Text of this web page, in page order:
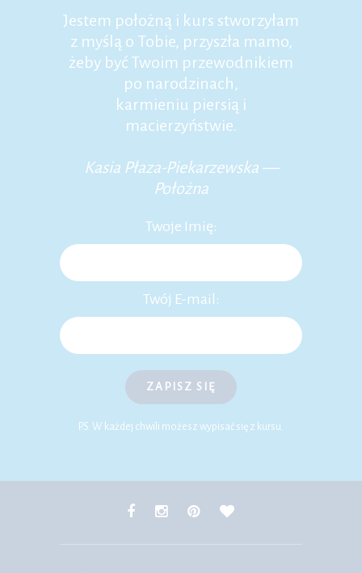
Jestem położną i kurs stworzyłam
z myślą o Tobie, przyszła mamo,
żeby być Twoim przewodnikiem
po narodzinach,
karmieniu piersią i
macierzyństwie.
Kasia Płaza-Piekarzewska —
Położna
Twoje Imię:
Twój E-mail:
ZAPISZ SIĘ
P.S. W każdej chwili możesz wypisać się z kursu.